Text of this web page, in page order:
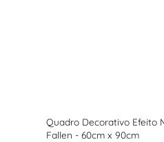
Quadro Decorativo Efeito
Fallen - 60cm x 90cm